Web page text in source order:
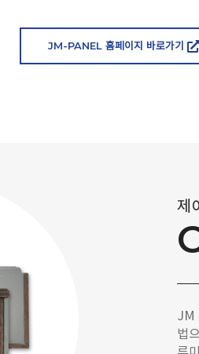
JM-PANEL 홈페이지 바로가기
제
JM
법